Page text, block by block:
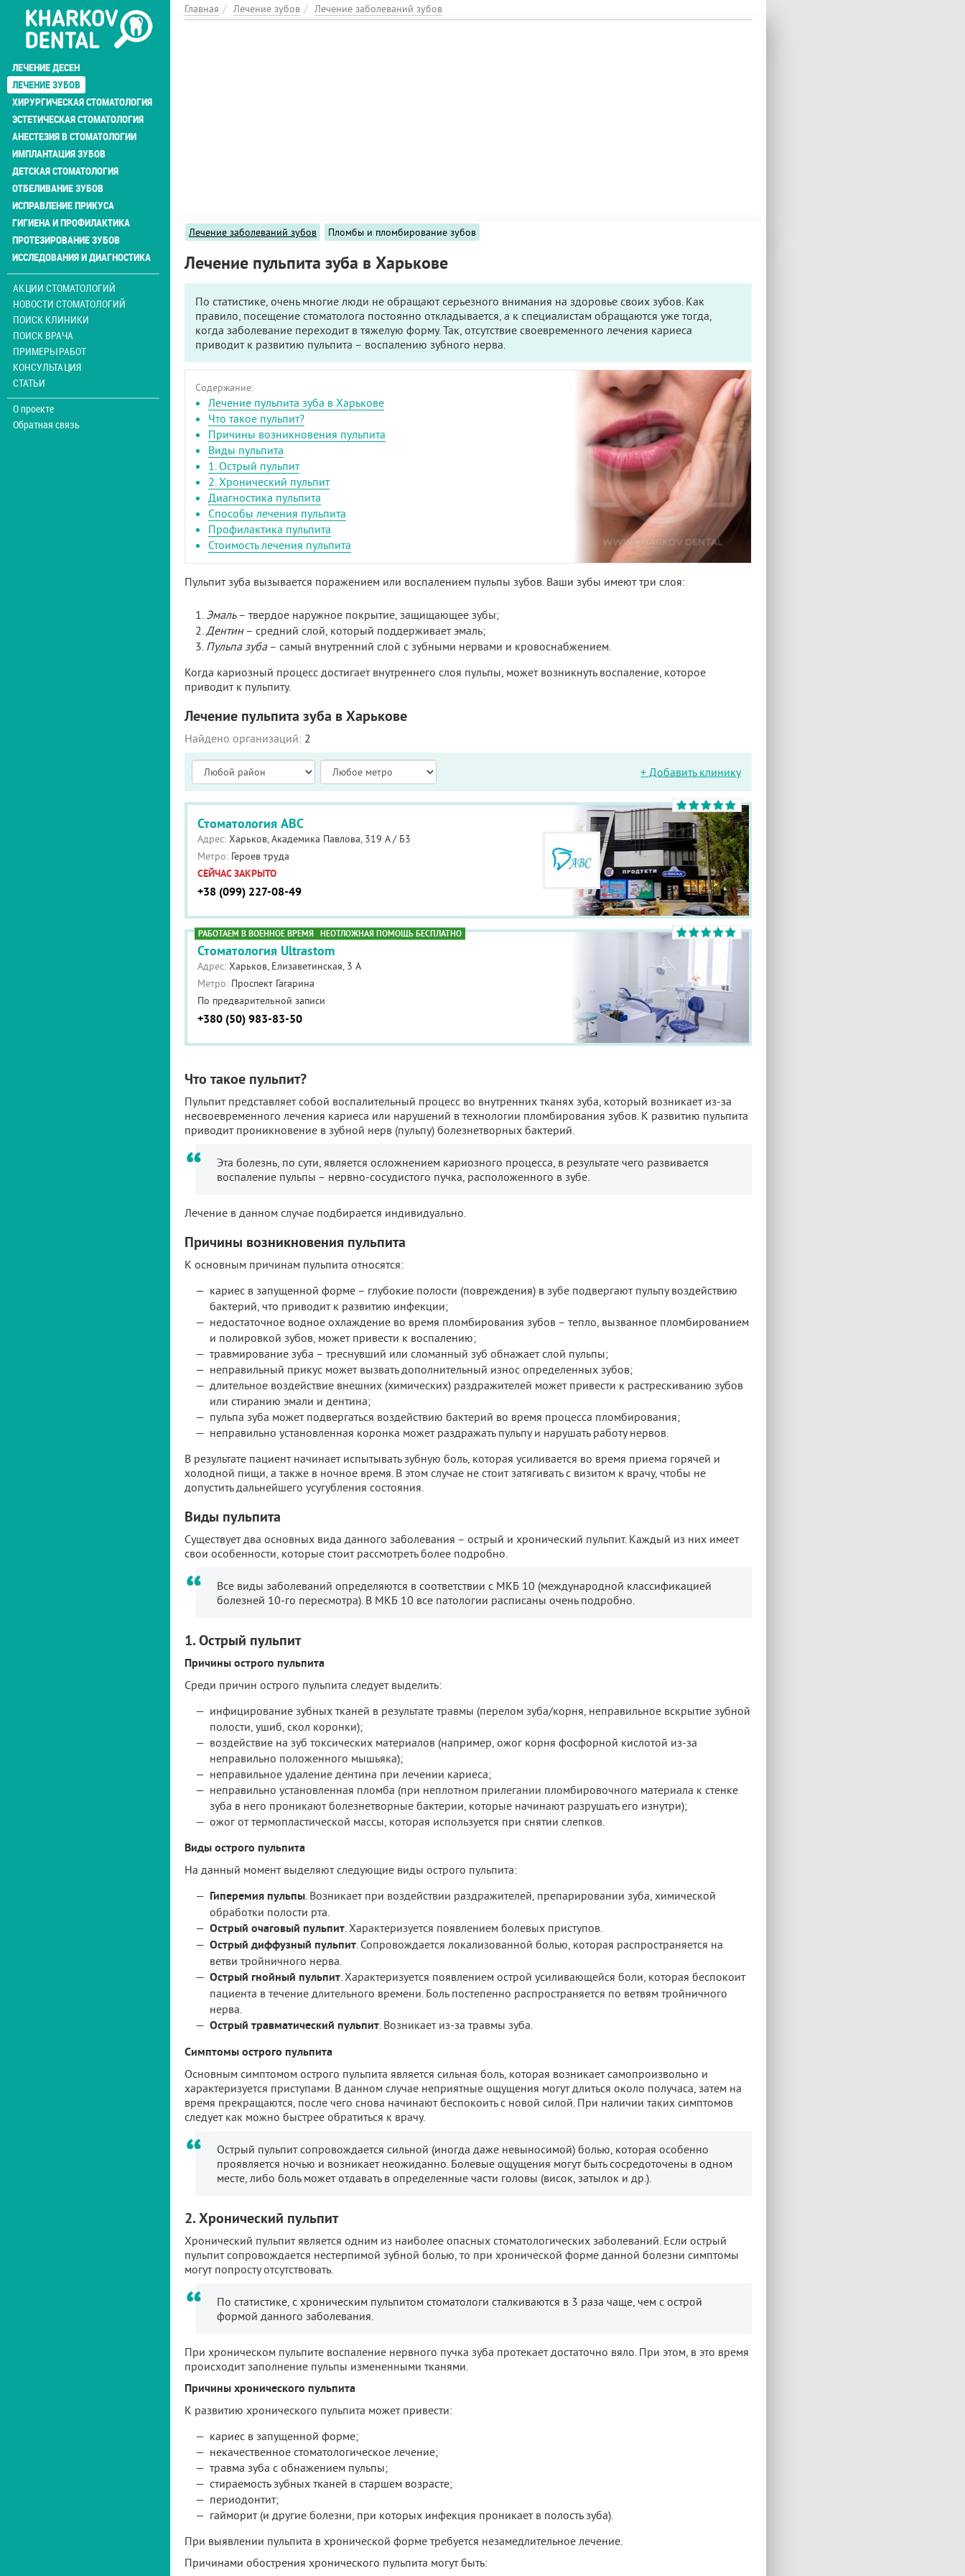
Перейти
основному
содержанию
ЛЕЧЕНИЕ ДЕСЕН
ЛЕЧЕНИЕ ЗУБОВ
ХИРУРГИЧЕСКАЯ СТОМАТОЛОГИЯ
ЭСТЕТИЧЕСКАЯ СТОМАТОЛОГИЯ
АНЕСТЕЗИЯ В СТОМАТОЛОГИИ
ИМПЛАНТАЦИЯ ЗУБОВ
ДЕТСКАЯ СТОМАТОЛОГИЯ
ОТБЕЛИВАНИЕ ЗУБОВ
ИСПРАВЛЕНИЕ ПРИКУСА
ГИГИЕНА И ПРОФИЛАКТИКА
ПРОТЕЗИРОВАНИЕ ЗУБОВ
ИССЛЕДОВАНИЯ И ДИАГНОСТИКА
АКЦИИ СТОМАТОЛОГИЙ
НОВОСТИ СТОМАТОЛОГИЙ
ПОИСК КЛИНИКИ
ПОИСК ВРАЧА
ПРИМЕРЫ РАБОТ
КОНСУЛЬТАЦИЯ
СТАТЬИ
О проекте
Обратная связь
Главная Лечение зубов Лечение заболеваний зубов
Лечение заболеваний зубов Пломбы и пломбирование зубов
Лечение пульпита зуба в Харькове
По статистике, очень многие люди не обращают серьезного внимания на здоровье своих зубов. Как
правило, посещение стоматолога постоянно откладывается, а к специалистам обращаются уже тогда,
когда заболевание переходит в тяжелую форму. Так, отсутствие своевременного лечения кариеса
приводит к развитию пульпита – воспалению зубного нерва.
Содержание:
Лечение пульпита зуба в Харькове
Что такое пульпит?
Причины возникновения пульпита
Виды пульпита
1. Острый пульпит
2. Хронический пульпит
Диагностика пульпита
Способы лечения пульпита
Профилактика пульпита
Стоимость лечения пульпита
Пульпит зуба вызывается поражением или воспалением пульпы зубов. Ваши зубы имеют три слоя:
Эмаль– твердое наружное покрытие, защищающее зубы;
Дентин– средний слой, который поддерживает эмаль;
Пульпа зуба– самый внутренний слой с зубными нервами и кровоснабжением.
Когда кариозный процесс достигает внутреннего слоя пульпы, может возникнуть воспаление, которое
приводит к пульпиту.
Лечение пульпита зуба в Харькове
Найдено организаций: 2
+ Добавить клинику
Стоматология ABC
Адрес: Харьков, Академика Павлова, 319 А / Б3
Метро: Героев труда
СЕЙЧАС ЗАКРЫТО
+38 (099) 227-08-49
Стоматология Ultrastom
Адрес: Харьков, Елизаветинская, 3 А
Метро: Проспект Гагарина
По предварительной записи
+380 (50) 983-83-50
РАБОТАЕМ В ВОЕННОЕ ВРЕМЯ НЕОТЛОЖНАЯ ПОМОЩЬ БЕСПЛАТНО
Что такое пульпит?
Пульпит представляет собой воспалительный процесс во внутренних тканях зуба, который возникает из-за
несвоевременного лечения кариеса или нарушений в технологии пломбирования зубов. К развитию пульпита
приводит проникновение в зубной нерв (пульпу) болезнетворных бактерий.
Эта болезнь, по сути, является осложнением кариозного процесса, в результате чего развивается
воспаление пульпы – нервно-сосудистого пучка, расположенного в зубе.
Лечение в данном случае подбирается индивидуально.
Причины возникновения пульпита
К основным причинам пульпита относятся:
кариес в запущенной форме – глубокие полости (повреждения) в зубе подвергают пульпу воздействию
бактерий, что приводит к развитию инфекции;
недостаточное водное охлаждение во время пломбирования зубов – тепло, вызванное пломбированием
и полировкой зубов, может привести к воспалению;
травмирование зуба – треснувший или сломанный зуб обнажает слой пульпы;
неправильный прикус может вызвать дополнительный износ определенных зубов;
длительное воздействие внешних (химических) раздражителей может привести к растрескиванию зубов
или стиранию эмали и дентина;
пульпа зуба может подвергаться воздействию бактерий во время процесса пломбирования;
неправильно установленная коронка может раздражать пульпу и нарушать работу нервов.
В результате пациент начинает испытывать зубную боль, которая усиливается во время приема горячей и
холодной пищи, а также в ночное время. В этом случае не стоит затягивать с визитом к врачу, чтобы не
допустить дальнейшего усугубления состояния.
Виды пульпита
Существует два основных вида данного заболевания – острый и хронический пульпит. Каждый из них имеет
свои особенности, которые стоит рассмотреть более подробно.
Все виды заболеваний определяются в соответствии с МКБ 10 (международной классификацией
болезней 10-го пересмотра). В МКБ 10 все патологии расписаны очень подробно.
1. Острый пульпит
Причины острого пульпита
Среди причин острого пульпита следует выделить:
инфицирование зубных тканей в результате травмы (перелом зуба/корня, неправильное вскрытие зубной
полости, ушиб, скол коронки);
воздействие на зуб токсических материалов (например, ожог корня фосфорной кислотой из-за
неправильно положенного мышьяка);
неправильное удаление дентина при лечении кариеса;
неправильно установленная пломба (при неплотном прилегании пломбировочного материала к стенке
зуба в него проникают болезнетворные бактерии, которые начинают разрушать его изнутри);
ожог от термопластической массы, которая используется при снятии слепков.
Виды острого пульпита
На данный момент выделяют следующие виды острого пульпита:
Гиперемия пульпы. Возникает при воздействии раздражителей, препарировании зуба, химической
обработки полости рта.
Острый очаговый пульпит. Характеризуется появлением болевых приступов.
Острый диффузный пульпит. Сопровождается локализованной болью, которая распространяется на
ветви тройничного нерва.
Острый гнойный пульпит. Характеризуется появлением острой усиливающейся боли, которая беспокоит
пациента в течение длительного времени. Боль постепенно распространяется по ветвям тройничного
нерва.
Острый травматический пульпит. Возникает из-за травмы зуба.
Симптомы острого пульпита
Основным симптомом острого пульпита является сильная боль, которая возникает самопроизвольно и
характеризуется приступами. В данном случае неприятные ощущения могут длиться около получаса, затем на
время прекращаются, после чего снова начинают беспокоить с новой силой. При наличии таких симптомов
следует как можно быстрее обратиться к врачу.
Острый пульпит сопровождается сильной (иногда даже невыносимой) болью, которая особенно
проявляется ночью и возникает неожиданно. Болевые ощущения могут быть сосредоточены в одном
месте, либо боль может отдавать в определенные части головы (висок, затылок и др.).
2. Хронический пульпит
Хронический пульпит является одним из наиболее опасных стоматологических заболеваний. Если острый
пульпит сопровождается нестерпимой зубной болью, то при хронической форме данной болезни симптомы
могут попросту отсутствовать.
По статистике, с хроническим пульпитом стоматологи сталкиваются в 3 раза чаще, чем с острой
формой данного заболевания.
При хроническом пульпите воспаление нервного пучка зуба протекает достаточно вяло. При этом, в это время
происходит заполнение пульпы измененными тканями.
Причины хронического пульпита
К развитию хронического пульпита может привести:
кариес в запущенной форме;
некачественное стоматологическое лечение;
травма зуба с обнажением пульпы;
стираемость зубных тканей в старшем возрасте;
периодонтит;
гайморит (и другие болезни, при которых инфекция проникает в полость зуба).
При выявлении пульпита в хронической форме требуется незамедлительное лечение.
Причинами обострения хронического пульпита могут быть: